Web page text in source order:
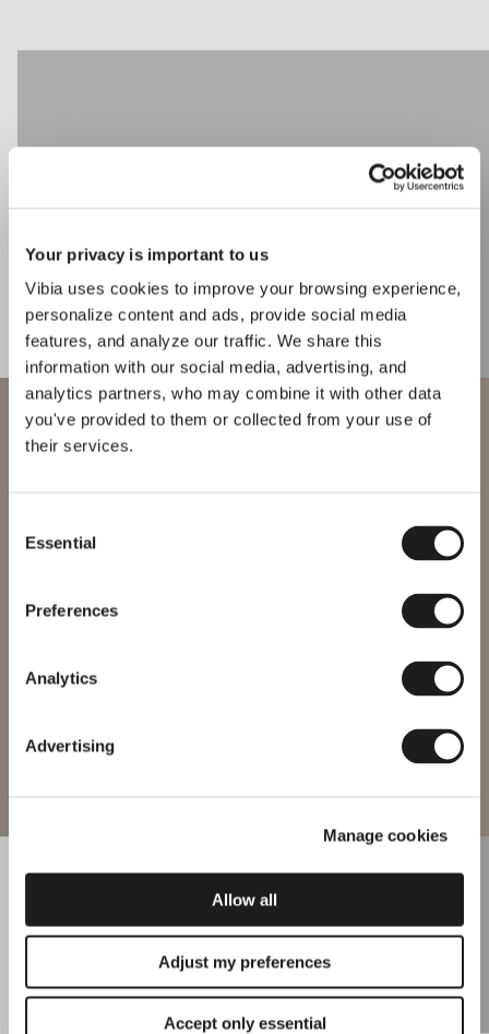
Your privacy is important to us
Vibia uses cookies to improve your browsing experience,
personalize content and ads, provide social media
features, and analyze our traffic. We share this
information with our social media, advertising, and
analytics partners, who may combine it with other data
you've provided to them or collected from your use of
their services.
Selection
Essential
Preferences
Analytics
Advertising
Manage cookies
Allow all
Adjust my preferences
Accept only essential
CATALOGUE
Bienvenue chez Vibia
Veuillez sélectionner le site web correspondant à votre région afin
certifications de sécurité locales. Notez que certains produits
peuvent ne pas être disponibles dans toutes les régions.